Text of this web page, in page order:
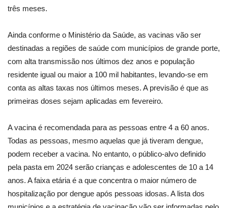
três meses.
Ainda conforme o Ministério da Saúde, as vacinas vão ser
destinadas a regiões de saúde com municípios de grande porte,
com alta transmissão nos últimos dez anos e população
residente igual ou maior a 100 mil habitantes, levando-se em
conta as altas taxas nos últimos meses. A previsão é que as
primeiras doses sejam aplicadas em fevereiro.
A vacina é recomendada para as pessoas entre 4 a 60 anos.
Todas as pessoas, mesmo aquelas que já tiveram dengue,
podem receber a vacina. No entanto, o público-alvo definido
pela pasta em 2024 serão crianças e adolescentes de 10 a 14
anos. A faixa etária é a que concentra o maior número de
hospitalização por dengue após pessoas idosas. A lista dos